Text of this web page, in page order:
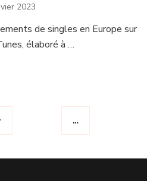
2023
de singles en Europe sur
élaboré à …
…